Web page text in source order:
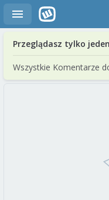
Przeglądasz tylko
Wszystkie Komentarze